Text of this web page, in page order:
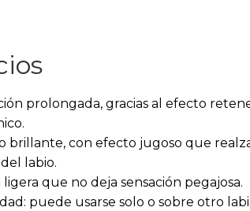
prolongada, gracias al efecto
brillante, con efecto jugoso que
labio.
que no deja sensación pegajosa.
puede usarse solo o sobre otro